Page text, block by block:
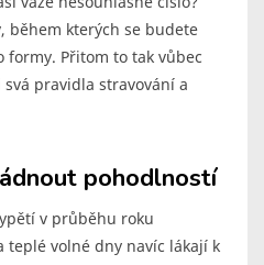
během kterých se budete
formy. Přitom to tak vůbec
pravidla stravování a
pohodlností
v průběhu roku
teplé volné dny navíc lákají k